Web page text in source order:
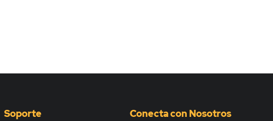
Soporte Conecta con Nosotros